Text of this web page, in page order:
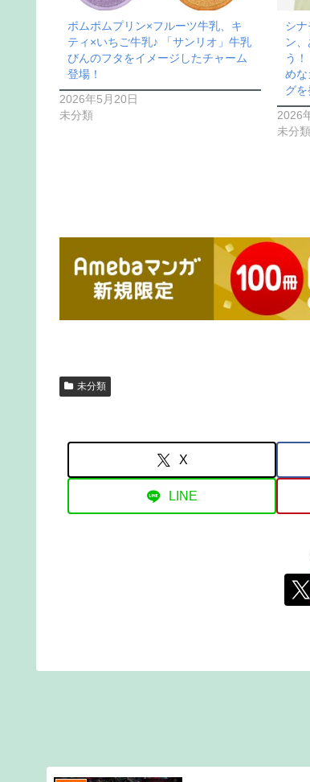
ポムポムプリン×フルーツ牛乳、キ
ティ×いちご牛乳♪ 「サンリオ」牛乳
びんのフタをイメージしたチャーム
登場！
2026年5月20日
未分類
シ
ン
う
めな
グを
2026
未分類
未分類
X
LINE